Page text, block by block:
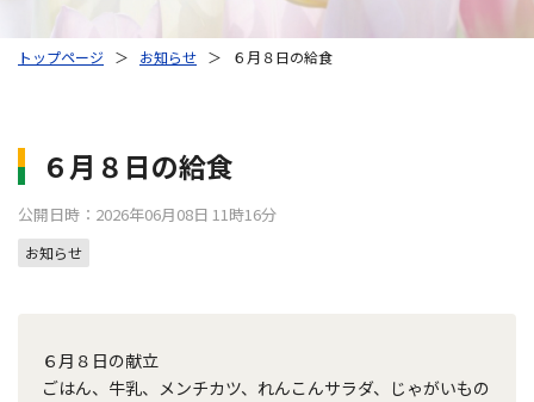
トップページ ＞ お知らせ ＞ ６月８日の給食
６月８日の給食
公開日時：2026年06月08日 11時16分
お知らせ
６月８日の献立
ごはん、牛乳、メンチカツ、れんこんサラダ、じゃがいもの